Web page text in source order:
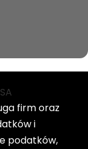
firm oraz
i
podatków,